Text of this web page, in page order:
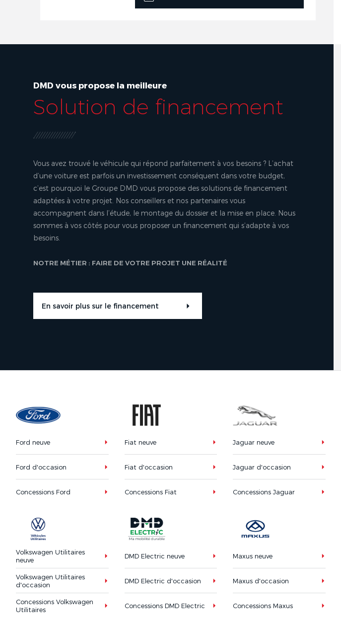
DMD vous propose la meilleure
Solution de financement
Vous avez trouvé le véhicule qui répond parfaitement à vos besoins ? L’achat
d’une voiture est parfois un investissement conséquent dans votre budget,
c’est pourquoi le Groupe DMD vous propose des solutions de financement
adaptées à votre projet. Nos conseillers et nos partenaires vous
accompagnent dans l’étude, le montage du dossier et la mise en place. Nous
sommes à vos côtés pour vous proposer un financement qui s’adapte à vos
besoins.
NOTRE MÉTIER : FAIRE DE VOTRE PROJET UNE RÉALITÉ
En savoir plus sur le financement
Ford neuve
Ford d'occasion
Concessions Ford
Fiat neuve
Fiat d'occasion
Concessions Fiat
Jaguar neuve
Jaguar d'occasion
Concessions Jaguar
Volkswagen Utilitaires
neuve
Volkswagen Utilitaires
d'occasion
Concessions Volkswagen
Utilitaires
DMD Electric neuve
DMD Electric d'occasion
Concessions DMD Electric
Maxus neuve
Maxus d'occasion
Concessions Maxus